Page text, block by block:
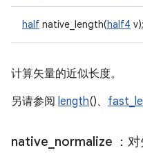
half native_length(half4 v);
计算矢量的近似长度。
另请参阅 length()、
native normalize ：